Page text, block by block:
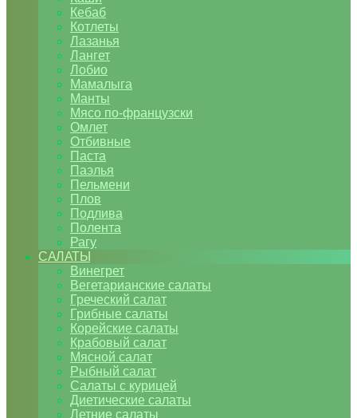
Кебаб
Котлеты
Лазанья
Лангет
Лобио
Мамалыга
Манты
Мясо по-французски
Омлет
Отбивные
Паста
Паэлья
Пельмени
Плов
Подлива
Полента
Рагу
САЛАТЫ
Винегрет
Вегетарианские салаты
Греческий салат
Грибные салаты
Корейские салаты
Крабовый салат
Мясной салат
Рыбный салат
Салаты с курицей
Диетические салаты
Летние салаты